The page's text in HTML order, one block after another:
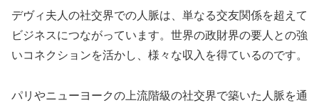
デヴィ夫人の社交界での人脈は、単なる交友関係を超えて
ビジネスにつながっています。世界の政財界の要人との強
いコネクションを活かし、様々な収入を得ているのです。
パリやニューヨークの上流階級の社交界で築いた人脈を通